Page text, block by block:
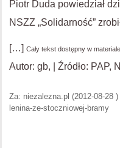
Piotr Duda powiedział
NSZZ „Solidarność”
[…] Cały tekst dostępny w
Autor: gb, | Źródło: PAP,
Za: niezalezna.pl (2012-08-28
lenina-ze-stoczniowej-bramy